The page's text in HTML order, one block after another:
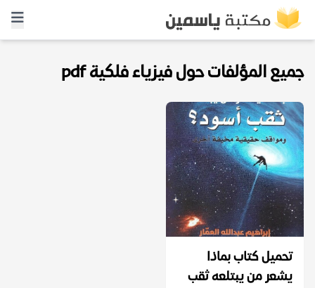
جميع المؤلفات حول فيزياء فلكية pdf
تحميل كتاب بماذا
يشعر من يبتلعه ثقب